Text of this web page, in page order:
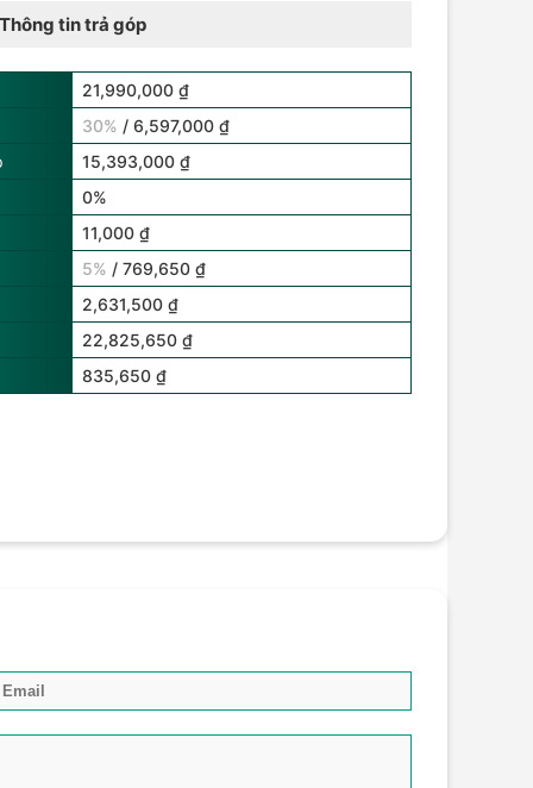
Thông tin trả góp
21,990,000 ₫
30% / 6,597,000 ₫
15,393,000 ₫
0%
11,000 ₫
5% / 769,650 ₫
2,631,500 ₫
22,825,650 ₫
835,650 ₫